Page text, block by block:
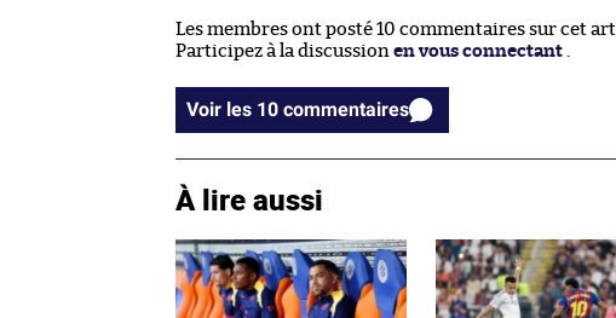
Les membres ont posté 10 commentaires sur cet
Participez à la discussion en vous connectant .
Voir les 10 commentaires
À lire aussi